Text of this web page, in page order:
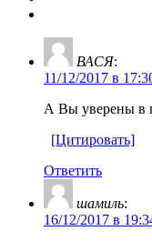
ВАСЯ:
11/12/2017 в
А Вы уверены в
[Цитировать]
Ответить
шамиль:
16/12/2017 в